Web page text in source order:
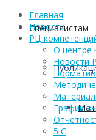
Cпециалистам
Главная
Новости
РЦ
О центре
Новости
График
5 С